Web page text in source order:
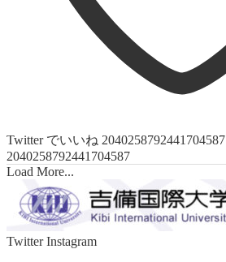
Twitter でいいね 2040258792441704587
2040258792441704587
Load More...
Twitter Instagram